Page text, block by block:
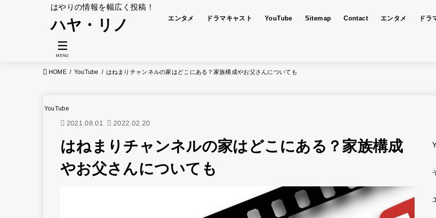
はやりの情報を幅広く投稿！
ハヤ・リノ エンタメ ドラマキャスト YouTube Sitemap Contact エンタメ ドラ
MENU
HOME YouTube はねまりチャンネルの家はどこにある？家族構成やお父さんについても
YouTube
2021.08.01 2022.02.20
はねまりチャンネルの家はどこにある？家族構成
やお父さんについても